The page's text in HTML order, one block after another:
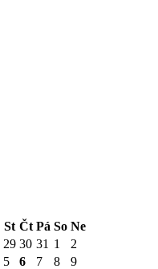
St Čt Pá So Ne
29 30 31 1
2
5 6 7 8
9